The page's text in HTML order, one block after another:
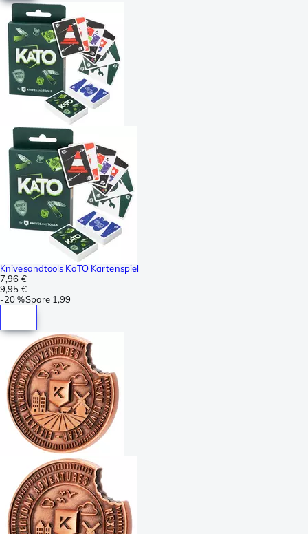
Knivesandtools KaTO Kartenspiel
7,96 €
9,95 €
-20 %Spare 1,99